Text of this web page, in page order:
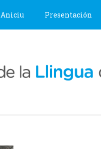
Aniciu Presentación